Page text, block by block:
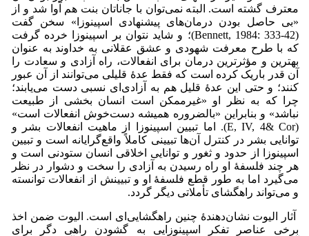
معترف گشته است. البته نمی‌‌توان با جاناتان بنت هم آوا شد و از
«بی حاصل بودن درمان‌های پیشنهادی اسپینوزا» سخن گفت
(Bennett, 1984: 333-42)؛ و شاید نتوان بر اسپینوزا خرده گرفت
که با طرح معرفت شهودی و عشق عقلانی به خداوند به عنوان
بهترین و مؤثرترین درمان برای انفعالات، راه آزادی و سعادت را
آن قدر باریک کرده است که فقط عدۀ قلیلی می‌توانند از آن عبور
کنند؛ و حتی این عدۀ قلیل هم به آزادی‌ای نسبی دست می‌‌یابند؛
چرا که به نظر او «غیرممکن است انسان بخشی از طبیعت
نباشد» و بنابراین «بالضروره همیشه دست‌خوش انفعالات است»
(E, IV, 4& Cor). اما تبیین اسپینوزا از ماهیت انفعالات بشر و
توانایی بشر در کنترل آن‌ها تبیینی کاملاً واقع‌گرایانه است و تبیین
اسپینوزا از حدود و ثغور و توانایی اخلاقی انسان ستودنی است و
هر چند فلسفۀ او راه رسیدن به آزادی را سخت و دشوار در نظر
می‌‌گیرد اما به طور قطع فلسفۀ او و تبیینش از انفعالات توانسته
و می‌‌تواند راهگشای تأملاتی دیگر گردد.
آثار الیوت نشان‌دهندۀ چنین راهگشایی‌ای است. الیوت ضمن اخذ
برخی عناصر تفکر اسپینوزایی به گشودن راهی دگر برای